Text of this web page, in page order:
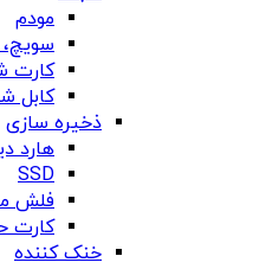
مودم
کارت
کابل
ذخیره سازی
هارد
SSD
فلش
کارت
خنک کننده